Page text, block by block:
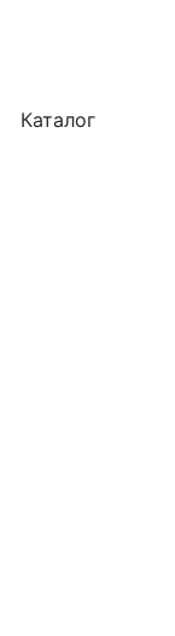
Каталог